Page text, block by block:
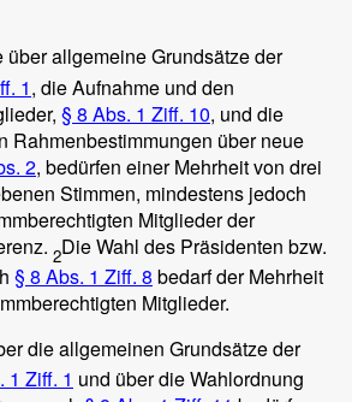
über allgemeine Grundsätze der
1, die Aufnahme und den
§ 8 Abs. 1 Ziff. 10, und die
Rahmenbestimmungen über neue
2, bedürfen einer Mehrheit von drei
Stimmen, mindestens jedoch
Mitglieder der
2Die Wahl des Präsidenten bzw.
§ 8 Abs. 1 Ziff. 8 bedarf der Mehrheit
Mitglieder.
die allgemeinen Grundsätze der
1 Ziff. 1 und über die Wahlordnung